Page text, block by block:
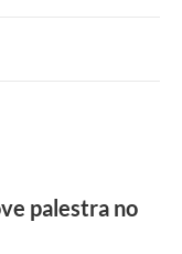
palestra no